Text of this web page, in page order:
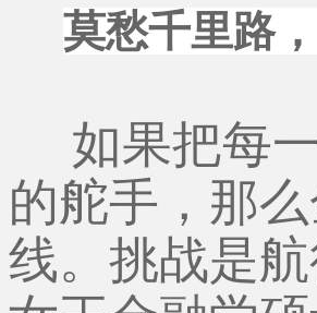
莫愁千里路
如果把每
的舵手，那
线。挑战是